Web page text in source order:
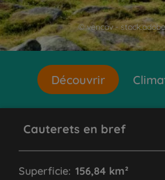
© vencav -
Découvrir
Cauterets en bref
Superficie: 156,84 km²